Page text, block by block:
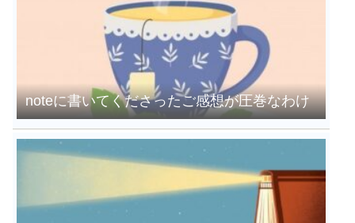
noteに書いてくださったご感想が圧巻なわけ